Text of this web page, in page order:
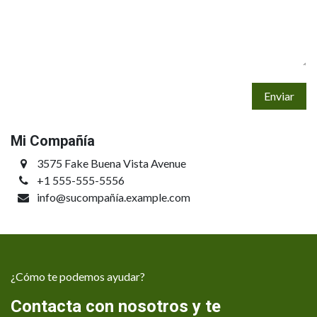
Enviar
Mi Compañía
3575 Fake Buena Vista Avenue
+1 555-555-5556
info@sucompañía.example.com
¿Cómo te podemos ayudar?
Contacta con nosotros y te